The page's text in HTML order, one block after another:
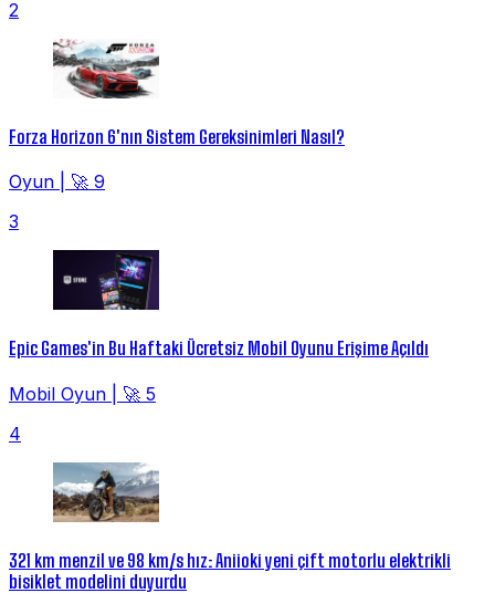
2
Forza Horizon 6'nın Sistem Gereksinimleri Nasıl?
Oyun
🚀 9
3
Epic Games'in Bu Haftaki Ücretsiz Mobil Oyunu Erişime Açıldı
Mobil Oyun
🚀 5
4
321 km menzil ve 98 km/s hız: Aniioki yeni çift motorlu elektrikli
bisiklet modelini duyurdu